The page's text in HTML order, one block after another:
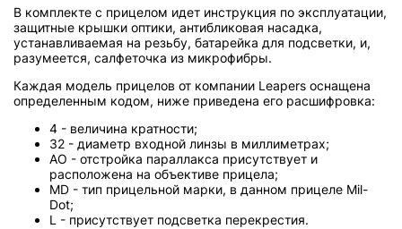
В комплекте с прицелом идет инструкция по эксплуатации,
защитные крышки оптики, антибликовая насадка,
устанавливаемая на резьбу, батарейка для подсветки, и,
разумеется, салфеточка из микрофибры.
Каждая модель прицелов от компании Leapers оснащена
определенным кодом, ниже приведена его расшифровка:
4 - величина кратности;
32 - диаметр входной линзы в миллиметрах;
AO - отстройка параллакса присутствует и
расположена на объективе прицела;
MD - тип прицельной марки, в данном прицеле Mil-
Dot;
L - присутствует подсветка перекрестия.